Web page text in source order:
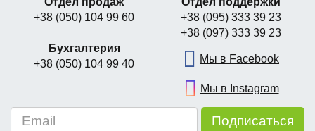
+38 (050) 104 99 60
+38 (095) 333 39 23
+38 (097) 333 39 23
Бухгалтерия
+38 (050) 104 99 40
Мы в Facebook
Мы в Instagram